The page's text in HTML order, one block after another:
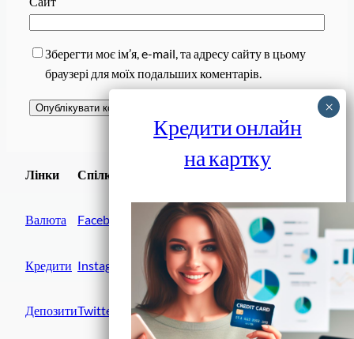
Зберегти моє ім’я, e-mail, та адресу сайту в цьому
браузері для моїх подальших коментарів.
Лінки
Валюта
Кредити
Депозити
Спілки
Facebook
Instagram
Twitter
Завантажити
Кредити онлайн
на картку